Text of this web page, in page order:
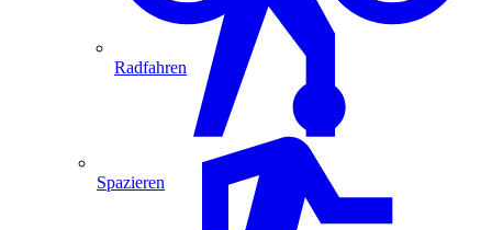
Radfahren
Spazieren